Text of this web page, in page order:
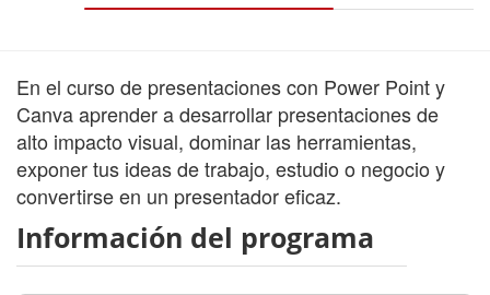
En el curso de presentaciones con Power Point y
Canva aprender a desarrollar presentaciones de
alto impacto visual, dominar las herramientas,
exponer tus ideas de trabajo, estudio o negocio y
convertirse en un presentador eficaz.
Información del programa